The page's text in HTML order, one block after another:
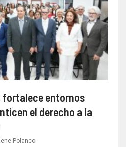
fortalece entornos
el derecho a la
Polanco